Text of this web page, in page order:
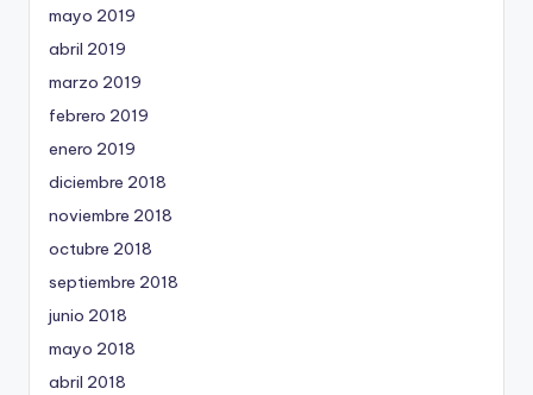
mayo 2019
abril 2019
marzo 2019
febrero 2019
enero 2019
diciembre 2018
noviembre 2018
octubre 2018
septiembre 2018
junio 2018
mayo 2018
abril 2018